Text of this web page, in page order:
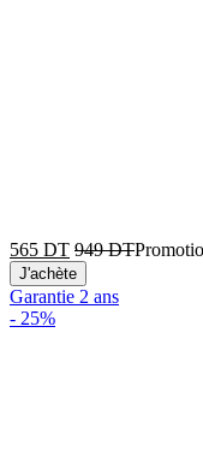
565 DT 949DT
J'achète
Garantie 2 ans
- 25%